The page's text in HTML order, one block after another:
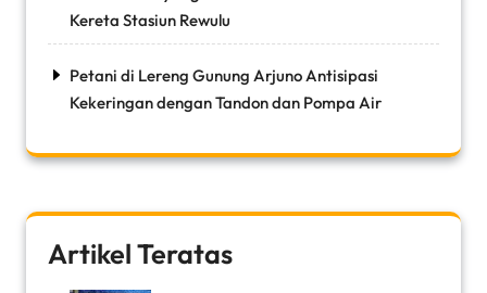
Kereta Stasiun Rewulu
Petani di Lereng Gunung Arjuno Antisipasi
Kekeringan dengan Tandon dan Pompa Air
Artikel Teratas